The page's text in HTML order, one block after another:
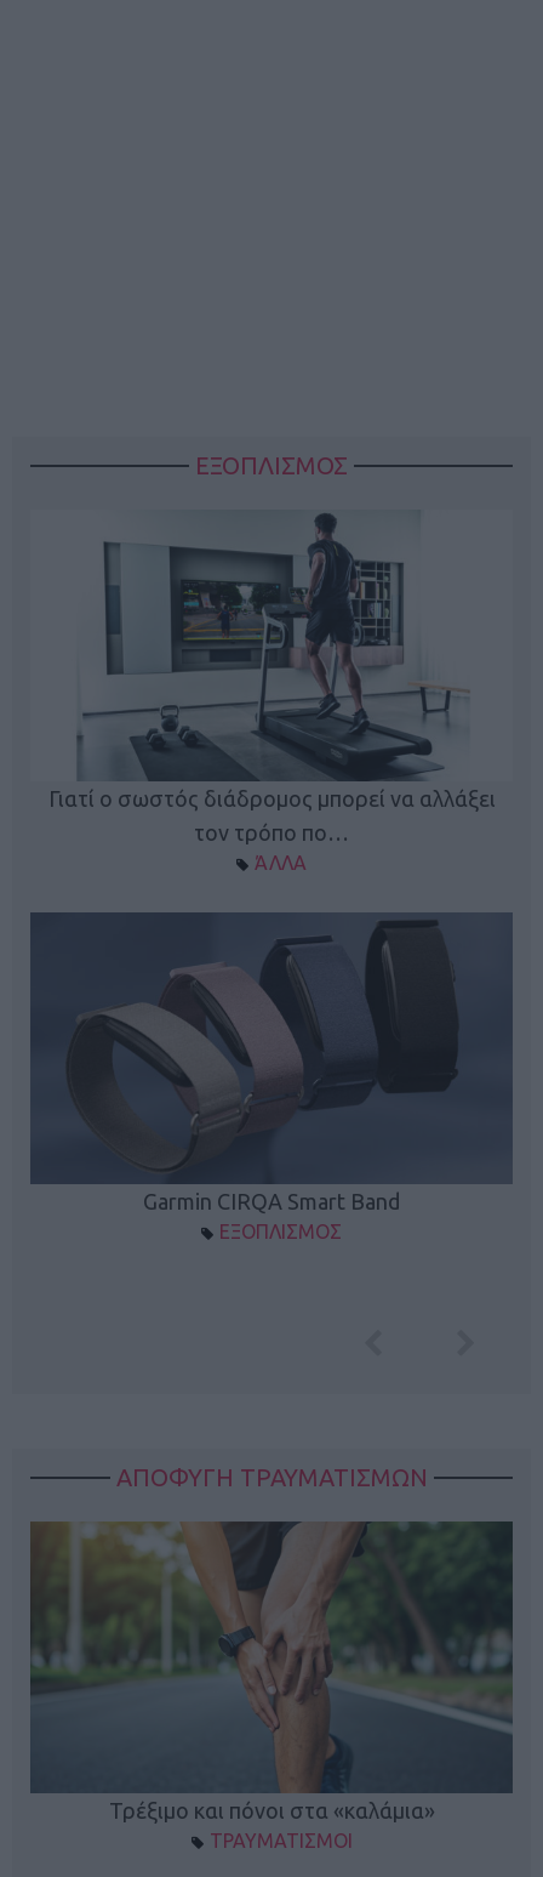
ΕΞΟΠΛΙΣΜΟΣ
Γιατί ο σωστός διάδρομος μπορεί να αλλάξει
τον τρόπο πο…
ΆΛΛΑ
Garmin CIRQA Smart Band
ΕΞΟΠΛΙΣΜΟΣ
ΑΠΟΦΥΓΗ ΤΡΑΥΜΑΤΙΣΜΩΝ
Τρέξιμο και πόνοι στα «καλάμια»
ΤΡΑΥΜΑΤΙΣΜΟΙ